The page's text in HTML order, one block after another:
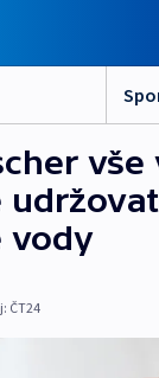
udržovat
vody
ČT24